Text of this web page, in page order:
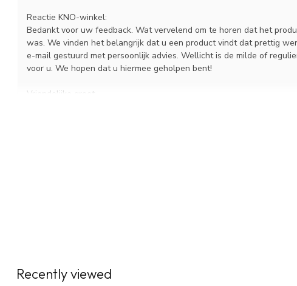
Reactie KNO-winkel:
Bedankt voor uw feedback. Wat vervelend om te horen dat het
was. We vinden het belangrijk dat u een product vindt dat prettig
e-mail gestuurd met persoonlijk advies. Wellicht is de milde of
voor u. We hopen dat u hiermee geholpen bent!
Vriendelijke groet,
Als je dat als onprettig ervaart, kun je wellicht beter overstappen op
Recently viewed